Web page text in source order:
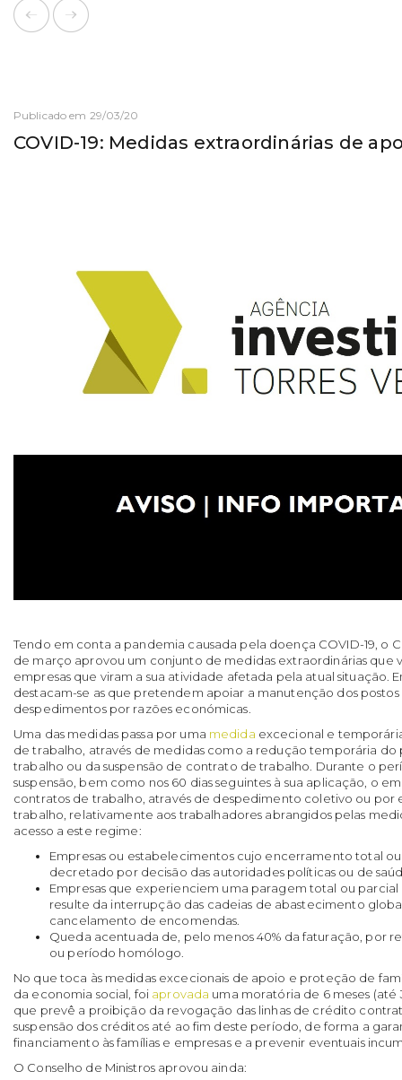
Publicado em 29/03/20
COVID-19: Medidas extraordinárias de
Tendo em conta a pandemia causada pela doença COVID-19, o
de março aprovou um conjunto de medidas extraordinárias que
empresas que viram a sua atividade afetada pela atual situação.
destacam-se as que pretendem apoiar a manutenção dos
despedimentos por razões económicas.
Uma das medidas passa por uma medida excecional e
de trabalho, através de medidas como a redução temporária
trabalho ou da suspensão de contrato de trabalho. Durante o
suspensão, bem como nos 60 dias seguintes à sua aplicação, o
contratos de trabalho, através de despedimento coletivo ou por
trabalho, relativamente aos trabalhadores abrangidos pelas
acesso a este regime:
Empresas ou estabelecimentos cujo encerramento total
decretado por decisão das autoridades políticas ou de
Empresas que experienciem uma paragem total ou parcial
resulte da interrupção das cadeias de abastecimento
cancelamento de encomendas.
Queda acentuada de, pelo menos 40% da faturação, por
ou período homólogo.
No que toca às medidas excecionais de apoio e proteção de
da economia social, foi aprovada uma moratória de 6 meses
que prevê a proibição da revogação das linhas de crédito
suspensão dos créditos até ao fim deste período, de forma a
financiamento às famílias e empresas e a prevenir eventuais
O Conselho de Ministros aprovou ainda: